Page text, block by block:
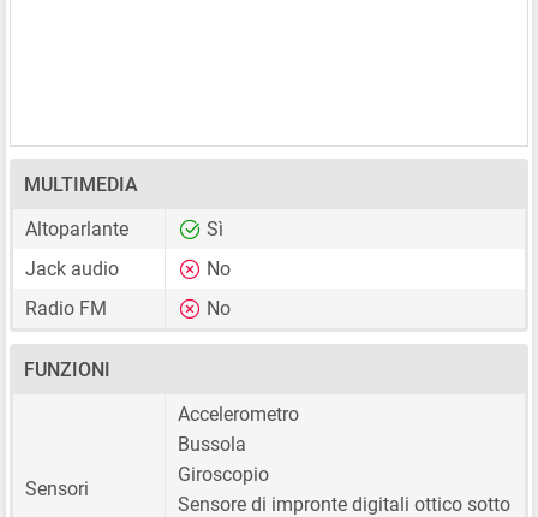
MULTIMEDIA
Altoparlante
Sì
Jack audio
No
Radio FM
No
FUNZIONI
Sensori
Accelerometro
Bussola
Giroscopio
Sensore di impronte digitali ottico sotto